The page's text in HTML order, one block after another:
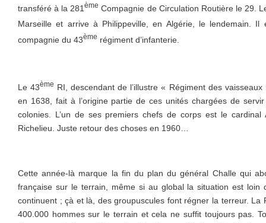
transféré à la 281ème Compagnie de Circulation Routière le 29.
Marseille et arrive à Philippeville, en Algérie, le lendemain.
compagnie du 43ème régiment d’infanterie.
Le 43ème RI, descendant de l’illustre « Régiment des
en 1638, fait à l’origine partie de ces unités chargées de
colonies. L’un de ses premiers chefs de corps est le cardinal
Richelieu. Juste retour des choses en 1960…
Cette année-là marque la fin du plan du général Challe qui
française sur le terrain, même si au global la situation est loin
continuent ; çà et là, des groupuscules font régner la terreur. La
400.000 hommes sur le terrain et cela ne suffit toujours pas.